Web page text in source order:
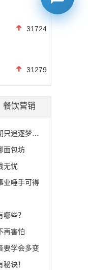
31724
31279
餐饮营销
梦想的影子
面包坊
无忧
业唾手可得
些？
再害怕
要学会多变
诀！